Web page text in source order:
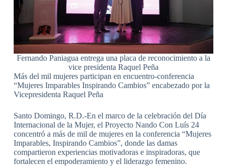
Fernando Paniagua entrega una placa de reconocimiento a la
vice presidenta Raquel Peña
Más del mil mujeres participan en encuentro-conferencia
“Mujeres Imparables Inspirando Cambios” encabezado por la
Vicepresidenta Raquel Peña
Santo Domingo, R.D.-En el marco de la celebración del Día
Internacional de la Mujer, el Proyecto Nando Con Luís 24
concentró a más de mil de mujeres en la conferencia “Mujeres
Imparables, Inspirando Cambios”, donde las damas
compartieron experiencias motivadoras e inspiradoras, que
fortalecen el empoderamiento y el liderazgo femenino.